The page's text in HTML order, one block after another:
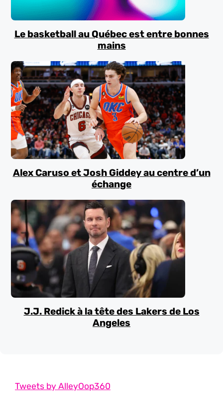
Le basketball au Québec est entre bonnes
mains
Alex Caruso et Josh Giddey au centre d’un
échange
J.J. Redick à la tête des Lakers de Los
Angeles
Tweets by AlleyOop360